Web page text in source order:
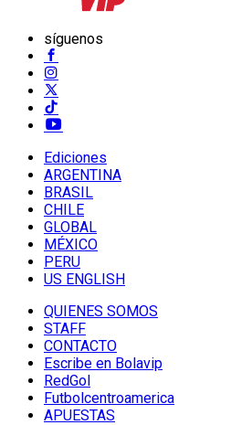
síguenos
Ediciones
ARGENTINA
BRASIL
CHILE
GLOBAL
MÉXICO
PERU
US ENGLISH
QUIENES SOMOS
STAFF
CONTACTO
Escribe en Bolavip
RedGol
Futbolcentroamerica
APUESTAS